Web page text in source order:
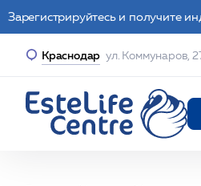
Зарегистрируйтесь и получите
Краснодар ул. Коммунаров,